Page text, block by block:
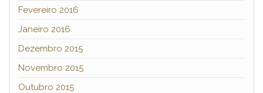
Fevereiro 2016
Janeiro 2016
Dezembro 2015
Novembro 2015
Outubro 2015